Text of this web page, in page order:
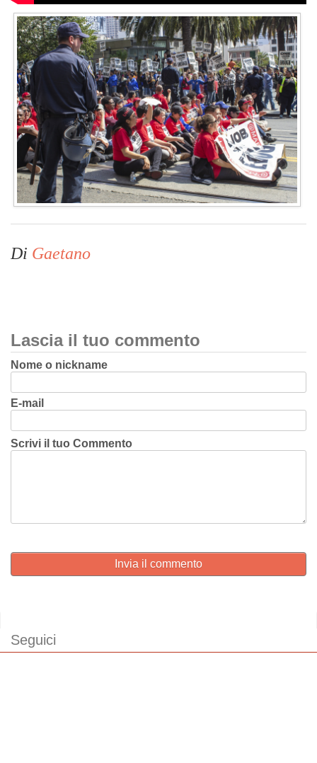
Di Gaetano
Lascia il tuo commento
Nome o nickname
E-mail
Scrivi il tuo Commento
Invia il commento
Seguici